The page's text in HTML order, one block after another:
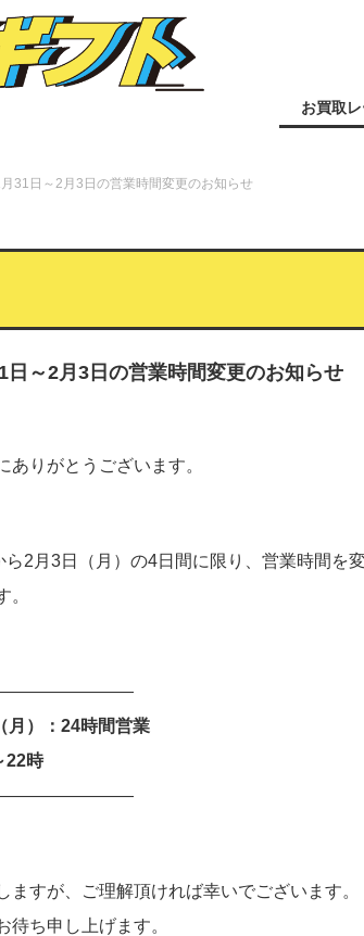
お買取レ
月31日～2月3日の営業時間変更のお知らせ
日～2月3日の営業時間変更のお知らせ
ありがとうございます。
2月3日（月）の4日間に限り、営業時間を
。
月）：24時間営業
22時
ますが、ご理解頂ければ幸いでございます。
待ち申し上げます。